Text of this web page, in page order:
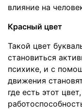
влияние на
Красный цвет
Такой цвет
становиться
психике, и с
движения
где есть этот